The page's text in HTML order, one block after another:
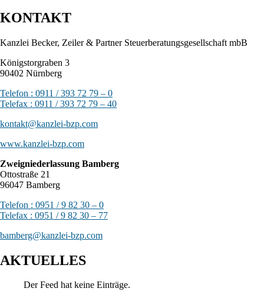
KONTAKT
Kanzlei Becker, Zeiler & Partner Steuerberatungsgesellschaft mbB
Königstorgraben 3
90402 Nürnberg
Telefon : 0911 / 393 72 79 – 0
Telefax : 0911 / 393 72 79 – 40
kontakt@kanzlei-bzp.com
www.kanzlei-bzp.com
Zweigniederlassung Bamberg
Ottostraße 21
96047 Bamberg
Telefon : 0951 / 9 82 30 – 0
Telefax : 0951 / 9 82 30 – 77
bamberg@kanzlei-bzp.com
AKTUELLES
Der Feed hat keine Einträge.